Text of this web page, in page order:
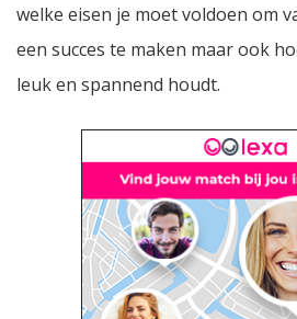
welke eisen je moet voldoen om
een succes te maken maar ook
leuk en spannend houdt.